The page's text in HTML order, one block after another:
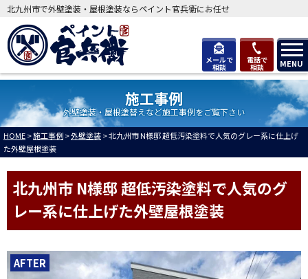
メールで
相談
電話で
相談 MENU
北九州市で外壁塗装・屋根塗装ならペイント官兵衛にお任せ
施工事例
外壁塗装・屋根塗替えなど施工事例をご覧下さい
HOME>施工事例>外壁塗装>北九州市 N様邸 超低汚染塗料で人気のグレー系に仕上げ
た外壁屋根塗装
北九州市 N様邸 超低汚染塗料で人気のグ
レー系に仕上げた外壁屋根塗装
AFTER